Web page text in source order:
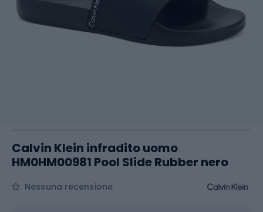
Calvin Klein infradito uomo
HM0HM00981 Pool Slide Rubber nero
Nessuna recensione